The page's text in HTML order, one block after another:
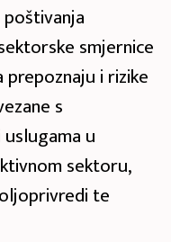
smjernice
i rizike
s
u
sektoru,
te